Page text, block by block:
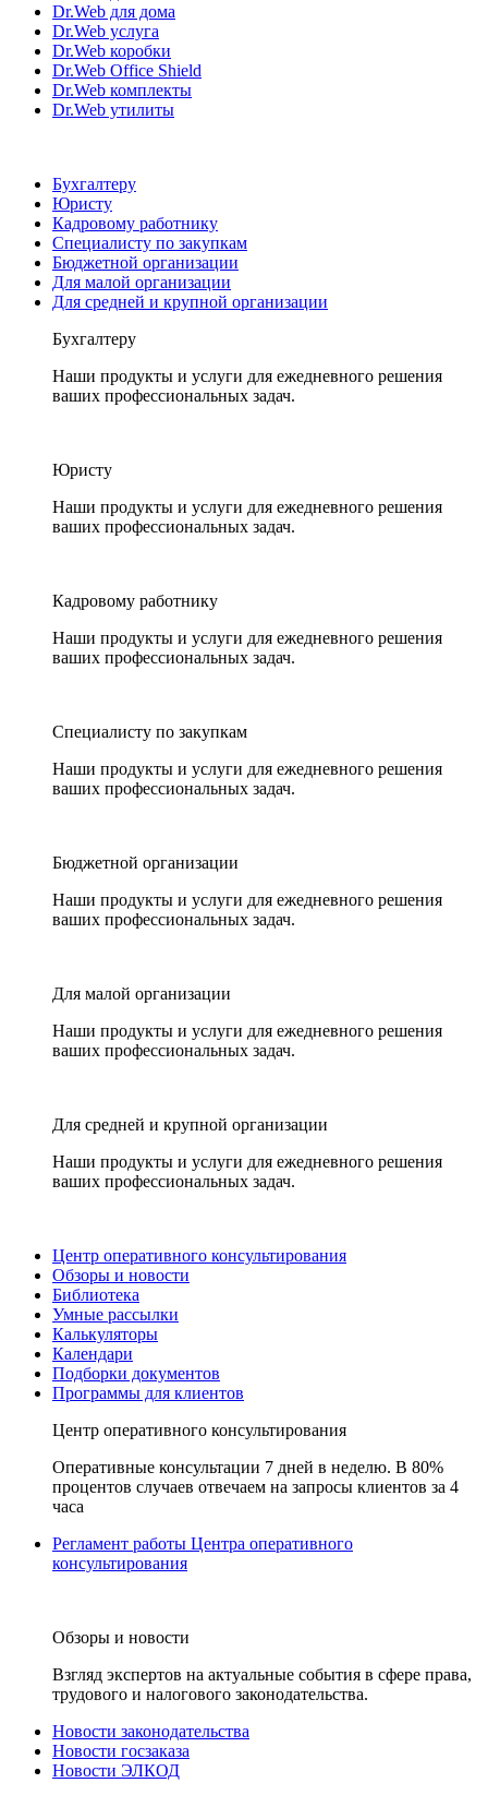
Dr.Web для дома
Dr.Web услуга
Dr.Web коробки
Dr.Web Office Shield
Dr.Web комплекты
Dr.Web утилиты
Бухгалтеру
Юристу
Кадровому работнику
Специалисту по закупкам
Бюджетной организации
Для малой организации
Для средней и крупной организации
Бухгалтеру
Наши продукты и услуги для ежедневного решения
ваших профессиональных задач.
Юристу
Наши продукты и услуги для ежедневного решения
ваших профессиональных задач.
Кадровому работнику
Наши продукты и услуги для ежедневного решения
ваших профессиональных задач.
Специалисту по закупкам
Наши продукты и услуги для ежедневного решения
ваших профессиональных задач.
Бюджетной организации
Наши продукты и услуги для ежедневного решения
ваших профессиональных задач.
Для малой организации
Наши продукты и услуги для ежедневного решения
ваших профессиональных задач.
Для средней и крупной организации
Наши продукты и услуги для ежедневного решения
ваших профессиональных задач.
Центр оперативного консультирования
Обзоры и новости
Библиотека
Умные рассылки
Калькуляторы
Календари
Подборки документов
Программы для клиентов
Центр оперативного консультирования
Оперативные консультации 7 дней в неделю. В 80%
процентов случаев отвечаем на запросы клиентов за 4
часа
Регламент работы Центра оперативного
консультирования
Обзоры и новости
Взгляд экспертов на актуальные события в сфере права,
трудового и налогового законодательства.
Новости законодательства
Новости госзаказа
Новости ЭЛКОД